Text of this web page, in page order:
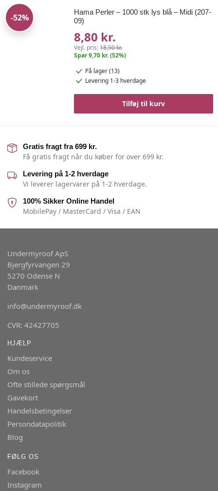
-52%
Hama Perler – 1000 stk lys blå – Midi (207-
09)
8,80 kr.
Vejl. pris:18,50 kr.
Spar 9,70 kr. (52%)
På lager (13)
Levering 1-3 hverdage
Tilføj til kurv
Gratis fragt fra 699 kr.
Få gratis fragt når du køber for over 699 kr.
Levering på 1-2 hverdage
Vi leverer lagervarer på 1-2 hverdage.
100% Sikker Online Handel
MobilePay / MasterCard / Visa / EAN
Undermyroof ApS
Bjergfyrvangen 29
5270 Odense N
Danmark
info@undermyroof.dk
CVR: 42427705
HJÆLP
Kundeservice
Om os
Ofte stillede spørgsmål
Gavekort
Handelsbetingelser
Persondatapolitik
Blog
FØLG OS
Facebook
Instagram